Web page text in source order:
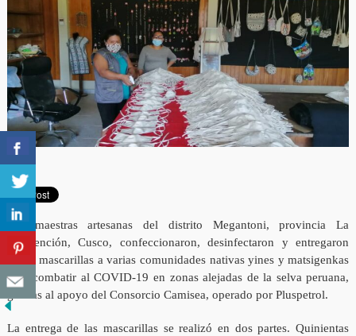
Las maestras artesanas del distrito Megantoni, provincia La
Convención, Cusco, confeccionaron, desinfectaron y entregaron
1,100 mascarillas a varias comunidades nativas yines y matsigenkas
para combatir al COVID-19 en zonas alejadas de la selva peruana,
gracias al apoyo del Consorcio Camisea, operado por Pluspetrol.
La entrega de las mascarillas se realizó en dos partes. Quinientas